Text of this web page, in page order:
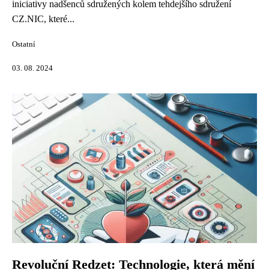
iniciativy nadšenců sdružených kolem tehdejšího sdružení
CZ.NIC, které...
Ostatní
03. 08. 2024
Revoluční Redzet: Technologie, která mění